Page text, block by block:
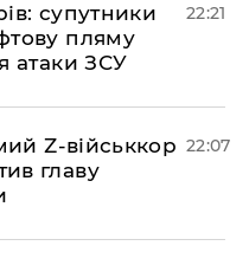
супутники
пляму
атаки ЗСУ
22:21
Z-військкор
главу
22:07